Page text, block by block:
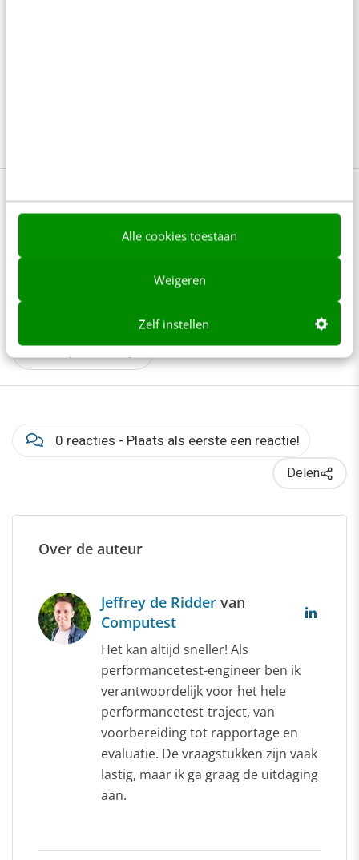
Alle cookies toestaan
Weigeren
Zelf instellen
Bekijk deze topics of volg ze via een
0 reacties - Plaats als eerste een reactie!
Delen
Over de auteur
Jeffrey de Ridder van
Computest
Het kan altijd sneller! Als
performancetest-engineer ben ik
verantwoordelijk voor het hele
performancetest-traject, van
voorbereiding tot rapportage en
evaluatie. De vraagstukken zijn vaak
lastig, maar ik ga graag de uitdaging
aan.